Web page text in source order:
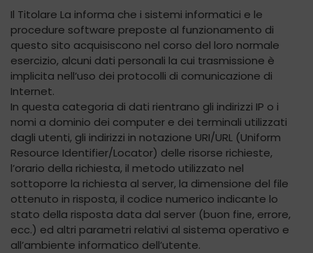
Il Titolare La informa che i sistemi informatici e le
procedure software preposte al funzionamento di
questo sito acquisiscono nel corso del loro normale
esercizio, alcuni dati personali la cui trasmissione è
implicita nell’uso dei protocolli di comunicazione di
Internet.
In questa categoria di dati rientrano gli indirizzi IP o i
nomi a dominio dei computer e dei terminali utilizzati
dagli utenti, gli indirizzi in notazione URI/URL (Uniform
Resource Identifier/Locator) delle risorse richieste,
l’orario della richiesta, il metodo utilizzato nel
sottoporre la richiesta al server, la dimensione del file
ottenuto in risposta, il codice numerico indicante lo
stato della risposta data dal server (buon fine, errore,
ecc.) ed altri parametri relativi al sistema operativo e
all’ambiente informatico dell’utente.